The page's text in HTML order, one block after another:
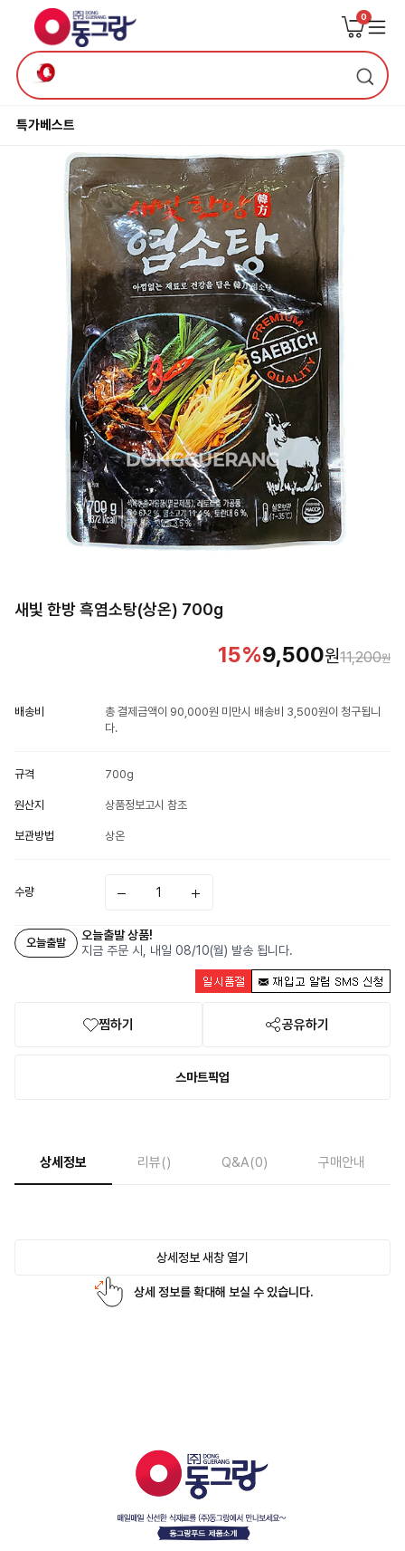
0
특가베스트
새빛 한방 흑염소탕(상온) 700g
15% 11,200원
9,500원
배송비
총 결제금액이 90,000원 미만시 배송비 3,500원이 청구됩니
다.
규격 700g
원산지 상품정보고시 참조
보관방법 상온
수량
오늘출발
오늘출발 상품!
지금 주문 시, 내일 08/10(월) 발송 됩니다.
찜하기 공유하기
스마트픽업
상세정보 리뷰() Q&A(0) 구매안내
상세정보 새창 열기
상세 정보를 확대해 보실 수 있습니다.